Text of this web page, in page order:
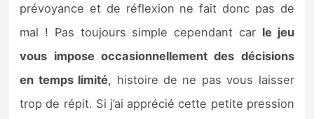
prévoyance et de réflexion ne fait donc pas de
mal ! Pas toujours simple cependant car le jeu
vous impose occasionnellement des décisions
en temps limité, histoire de ne pas vous laisser
trop de répit. Si j’ai apprécié cette petite pression